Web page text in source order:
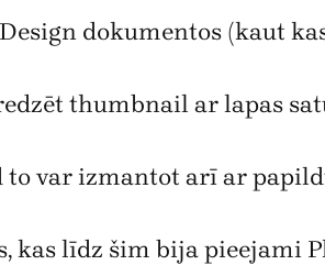
dokumentos (kaut
thumbnail ar lapas
var izmantot arī ar
kas līdz šim bija